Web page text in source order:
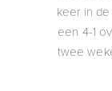
keer in
een 4-1
twee